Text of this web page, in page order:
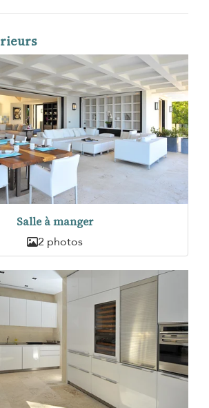
Salle à manger
2 photos